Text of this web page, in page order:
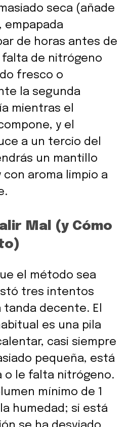
seca (añade
empapada
de horas antes de
de nitrógeno
fresco o
la segunda
mientras el
y el
a un tercio del
un mantillo
aroma limpio a
Mal (y Cómo
el método sea
tres intentos
decente. El
es una pila
casi siempre
pequeña, está
o le falta nitrógeno.
mínimo de 1
humedad; si está